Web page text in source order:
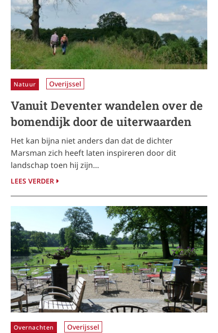
Natuur Overijssel
Vanuit Deventer wandelen over de
bomendijk door de uiterwaarden
Het kan bijna niet anders dan dat de dichter
Marsman zich heeft laten inspireren door dit
landschap toen hij zijn…
LEES VERDER
Overnachten Overijssel